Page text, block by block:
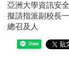
亞洲大學資訊安
擬請指派副校長
總召及人
Share